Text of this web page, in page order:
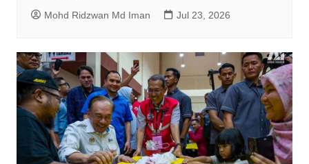
Mohd Ridzwan Md Iman Jul 23, 2026